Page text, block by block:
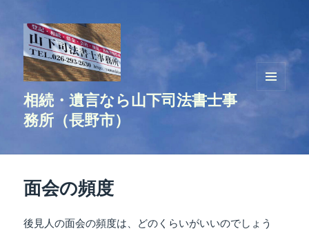
相続・遺言なら山下司法書士事
務所（長野市）
面会の頻度
後見人の面会の頻度は、どのくらいがいいのでしょう